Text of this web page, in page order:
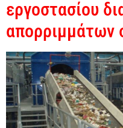
εργοστασίου
απορριμμάτων